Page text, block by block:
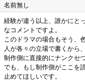
名前無し
経験が違う以上、誰かにと
なコメントですよ。
このドラマの場合もそう、
人が各々の立場で書くから
制作側に直接的にナンクセ
でも、もし制作側がここを
止めてほしいです。